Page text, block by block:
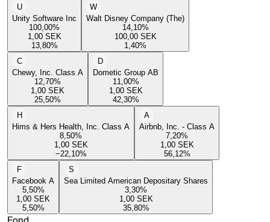
U
Unity Software Inc
100,00%
1,00 SEK
13,80%
W
Walt Disney Company (The)
14,10%
100,00 SEK
1,40%
C
Chewy, Inc. Class A
12,70%
1,00 SEK
25,50%
D
Dometic Group AB
11,00%
1,00 SEK
42,30%
H
Hims & Hers Health, Inc. Class A
8,50%
1,00 SEK
−22,10%
A
Airbnb, Inc. - Class A
7,20%
1,00 SEK
56,12%
F
Facebook A
5,50%
1,00 SEK
5,50%
S
Sea Limited American Depositary Shares
3,30%
1,00 SEK
35,80%